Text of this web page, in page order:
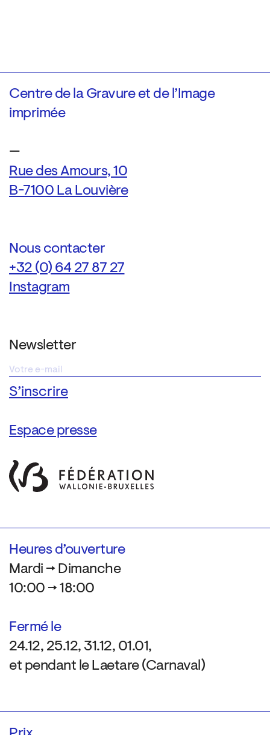
Centre de la Gravure et de l’Image
imprimée
—
Rue des Amours, 10
B-7100 La Louvière
Nous contacter
+32 (0) 64 27 87 27
Instagram
Newsletter
Espace presse
Heures d’ouverture
Mardi → Dimanche
10:00 → 18:00
Fermé le
24.12, 25.12, 31.12, 01.01,
et pendant le Laetare (Carnaval)